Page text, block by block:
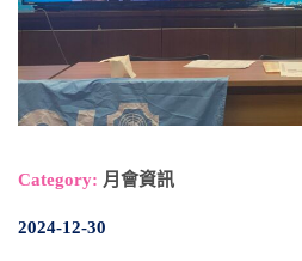
Category: 月會資訊
2024-12-30